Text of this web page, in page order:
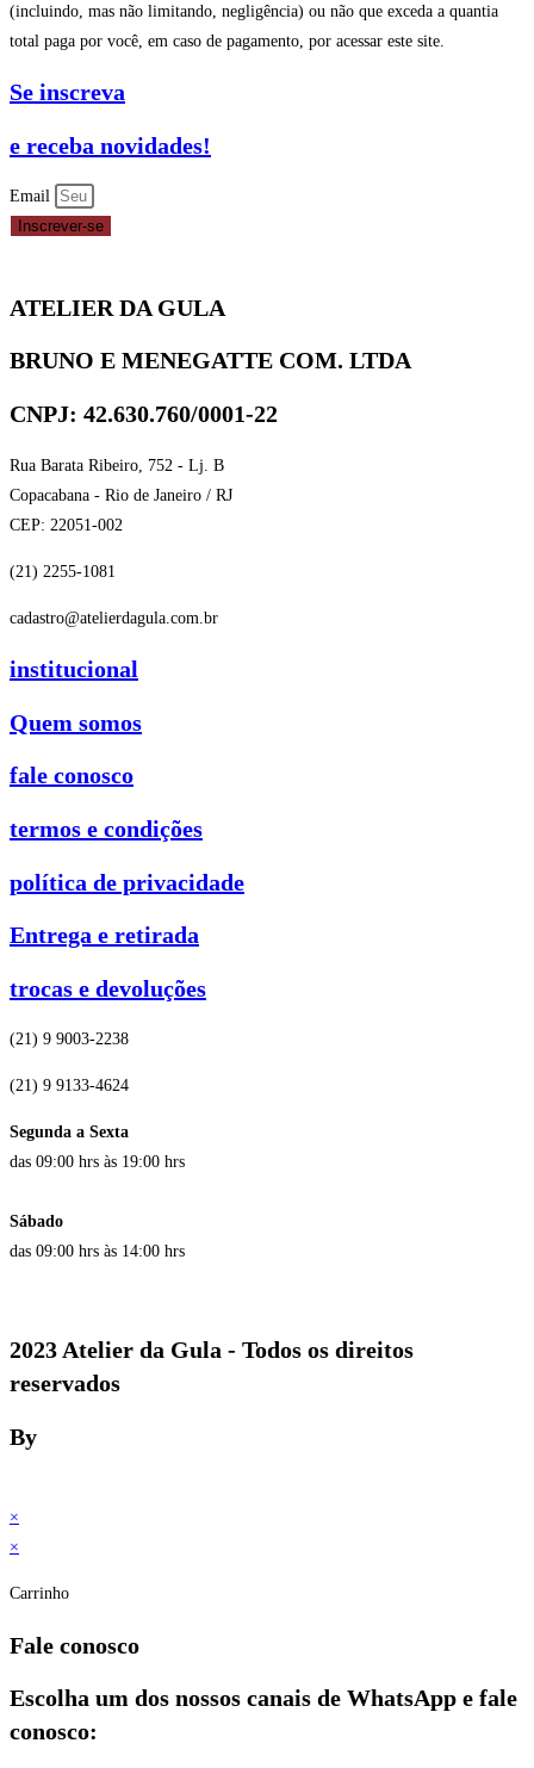
(incluindo, mas não limitando, negligência) ou não que exceda a quantia
total paga por você, em caso de pagamento, por acessar este site.
Se inscreva
e receba novidades!
Email
Inscrever-se
ATELIER DA GULA
BRUNO E MENEGATTE COM. LTDA
CNPJ: 42.630.760/0001-22
Rua Barata Ribeiro, 752 - Lj. B
Copacabana - Rio de Janeiro / RJ
CEP: 22051-002
(21) 2255-1081
cadastro@atelierdagula.com.br
institucional
Quem somos
fale conosco
termos e condições
política de privacidade
Entrega e retirada
trocas e devoluções
(21) 9 9003-2238
(21) 9 9133-4624
Segunda a Sexta
das 09:00 hrs às 19:00 hrs
Sábado
das 09:00 hrs às 14:00 hrs
2023 Atelier da Gula - Todos os direitos
reservados
By
×
×
Carrinho
Fale conosco
Escolha um dos nossos canais de WhatsApp e fale
conosco: